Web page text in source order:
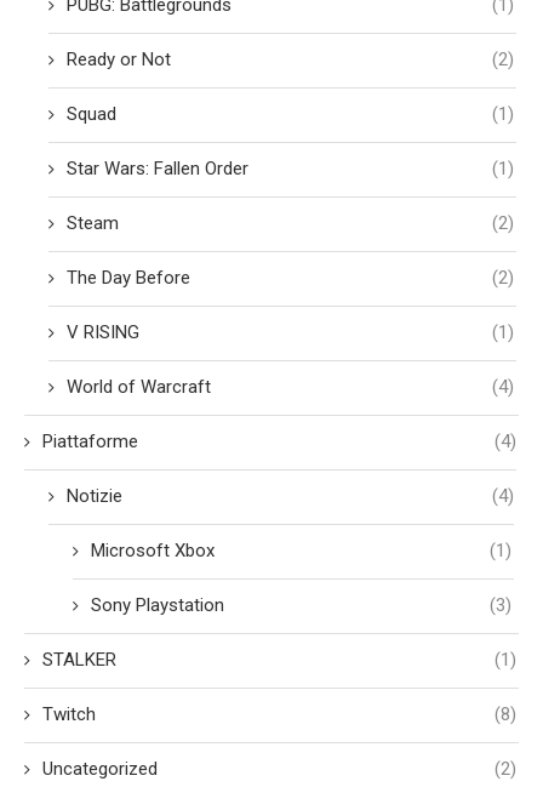
PUBG: Battlegrounds (1)
Ready or Not (2)
Squad (1)
Star Wars: Fallen Order (1)
Steam (2)
The Day Before (2)
V RISING (1)
World of Warcraft (4)
Piattaforme (4)
Notizie (4)
Microsoft Xbox (1)
Sony Playstation (3)
STALKER (1)
Twitch (8)
Uncategorized (2)